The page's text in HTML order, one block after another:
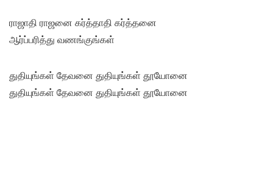
ராஜாதி ராஜனை கர்த்தாதி கர்த்தனை
ஆர்ப்பரித்து வணங்குங்கள்
துதியுங்கள் தேவனை துதியுங்கள் தூயோனை
துதியுங்கள் தேவனை துதியுங்கள் தூயோனை